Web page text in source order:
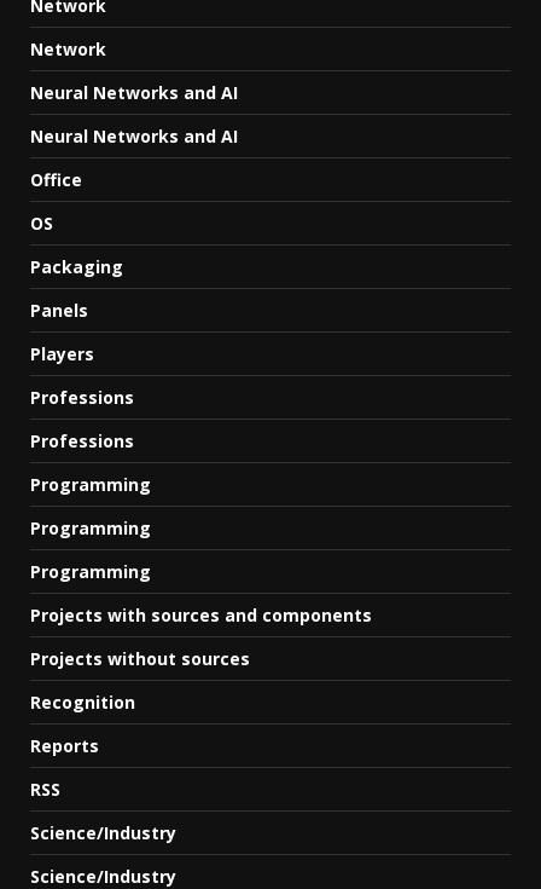
Network
Network
Neural Networks and AI
Neural Networks and AI
Office
OS
Packaging
Panels
Players
Professions
Professions
Programming
Programming
Programming
Projects with sources and components
Projects without sources
Recognition
Reports
RSS
Science/Industry
Science/Industry